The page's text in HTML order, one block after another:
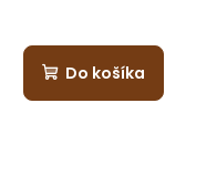
Do košíka